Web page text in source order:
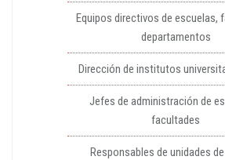
Equipos directivos de escuelas,
departamentos
Dirección de institutos
Jefes de administración de
facultades
Responsables de unidades